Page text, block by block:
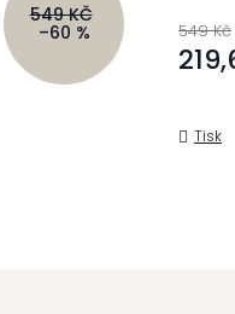
549 Kč
Tisk
549 KČ
–60 %